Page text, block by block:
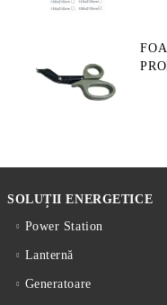
SOLUȚII ENERGETICE
Power Station
Lanternă
Generatoare